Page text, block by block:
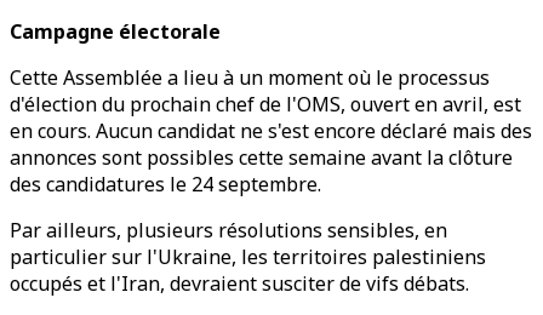
Campagne électorale
Cette Assemblée a lieu à un moment où le processus
d'élection du prochain chef de l'OMS, ouvert en avril, est
en cours. Aucun candidat ne s'est encore déclaré mais des
annonces sont possibles cette semaine avant la clôture
des candidatures le 24 septembre.
Par ailleurs, plusieurs résolutions sensibles, en
particulier sur l'Ukraine, les territoires palestiniens
occupés et l'Iran, devraient susciter de vifs débats.